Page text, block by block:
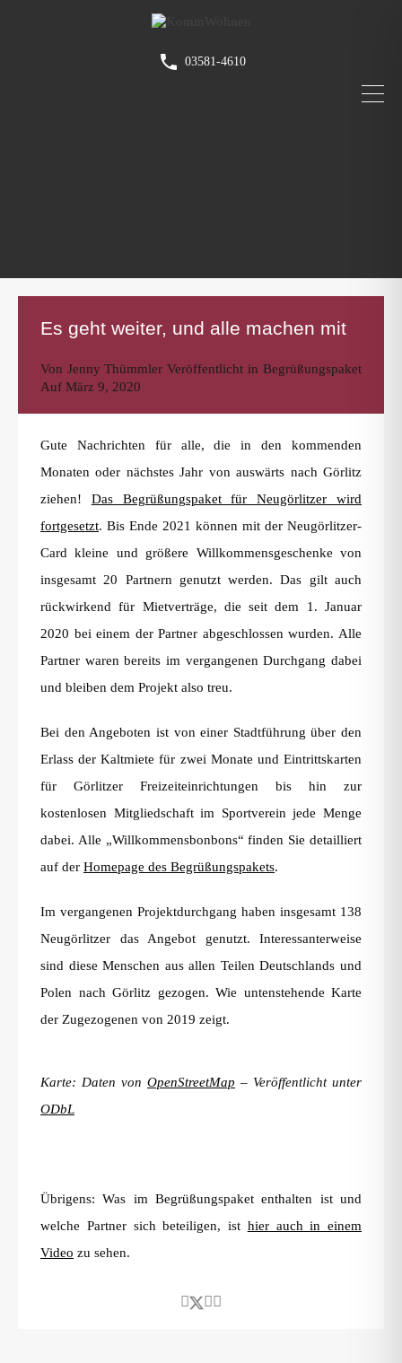
03581-4610
Es geht weiter, und alle machen mit
Von Jenny Thümmler Veröffentlicht in Begrüßungspaket
Auf März 9, 2020
Gute Nachrichten für alle, die in den kommenden
Monaten oder nächstes Jahr von auswärts nach Görlitz
ziehen! Das Begrüßungspaket für Neugörlitzer wird
fortgesetzt. Bis Ende 2021 können mit der Neugörlitzer-
Card kleine und größere Willkommensgeschenke von
insgesamt 20 Partnern genutzt werden. Das gilt auch
rückwirkend für Mietverträge, die seit dem 1. Januar
2020 bei einem der Partner abgeschlossen wurden. Alle
Partner waren bereits im vergangenen Durchgang dabei
und bleiben dem Projekt also treu.
Bei den Angeboten ist von einer Stadtführung über den
Erlass der Kaltmiete für zwei Monate und Eintrittskarten
für Görlitzer Freizeiteinrichtungen bis hin zur
kostenlosen Mitgliedschaft im Sportverein jede Menge
dabei. Alle „Willkommensbonbons“ finden Sie detailliert
auf der Homepage des Begrüßungspakets.
Im vergangenen Projektdurchgang haben insgesamt 138
Neugörlitzer das Angebot genutzt. Interessanterweise
sind diese Menschen aus allen Teilen Deutschlands und
Polen nach Görlitz gezogen. Wie untenstehende Karte
der Zugezogenen von 2019 zeigt.
Karte: Daten von OpenStreetMap – Veröffentlicht unter
ODbL
Übrigens: Was im Begrüßungspaket enthalten ist und
welche Partner sich beteiligen, ist hier auch in einem
Video zu sehen.